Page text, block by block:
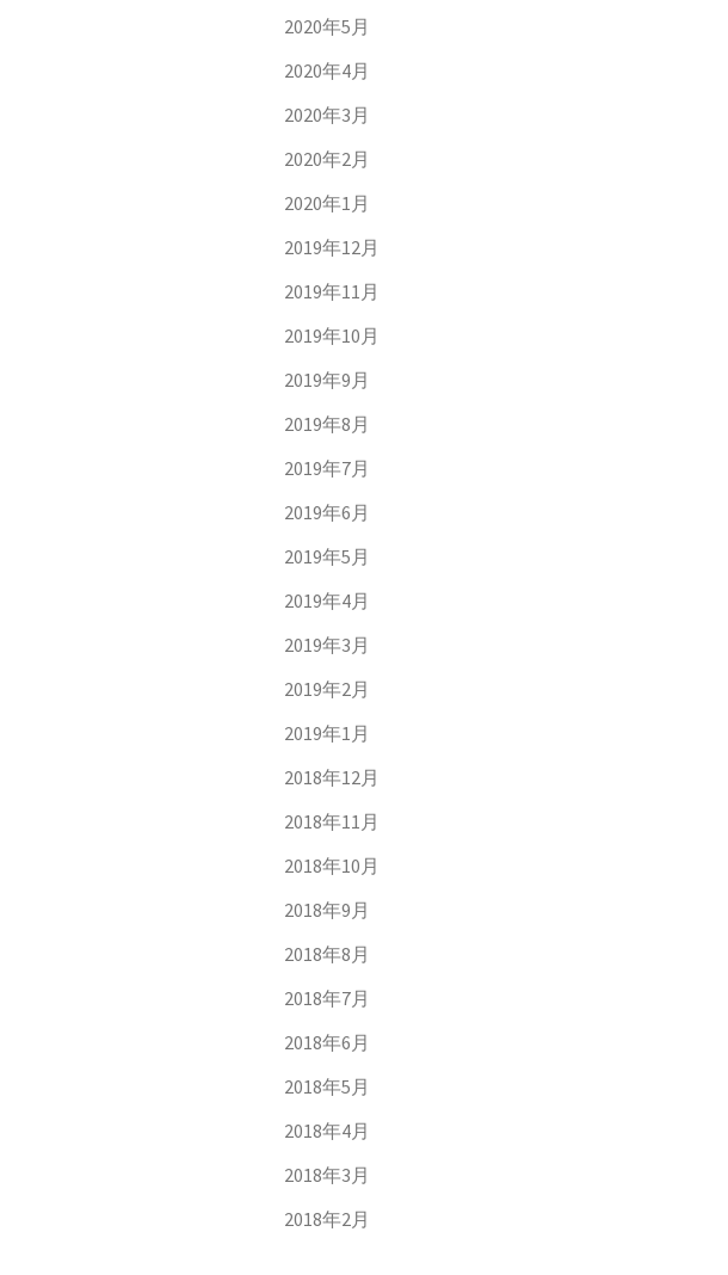
2020年5月
2020年4月
2020年3月
2020年2月
2020年1月
2019年12月
2019年11月
2019年10月
2019年9月
2019年8月
2019年7月
2019年6月
2019年5月
2019年4月
2019年3月
2019年2月
2019年1月
2018年12月
2018年11月
2018年10月
2018年9月
2018年8月
2018年7月
2018年6月
2018年5月
2018年4月
2018年3月
2018年2月